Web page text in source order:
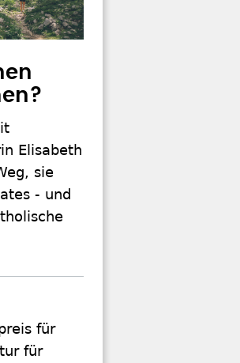
Elisabeth
sie
- und
für
für